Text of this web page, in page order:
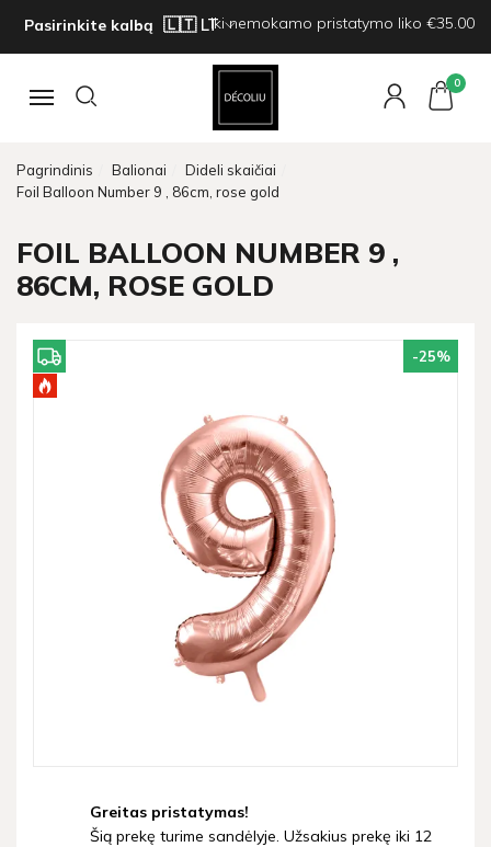
Pasirinkite kalbą Iki nemokamo pristatymo liko €35.00
Navigacija
0
Pagrindinis Balionai
Dideli skaičiai
Foil Balloon Number 9 , 86cm, rose gold
FOIL BALLOON NUMBER 9 ,
86CM, ROSE GOLD
-25%
Greitas pristatymas!
Šią prekę turime sandėlyje. Užsakius prekę iki 12